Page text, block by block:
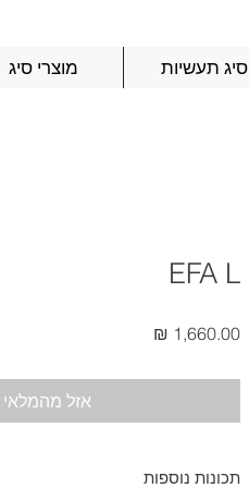
סיג תעשיות מוצרי סיג
EFA L
אזל מהמלאי
תכונות נוספות